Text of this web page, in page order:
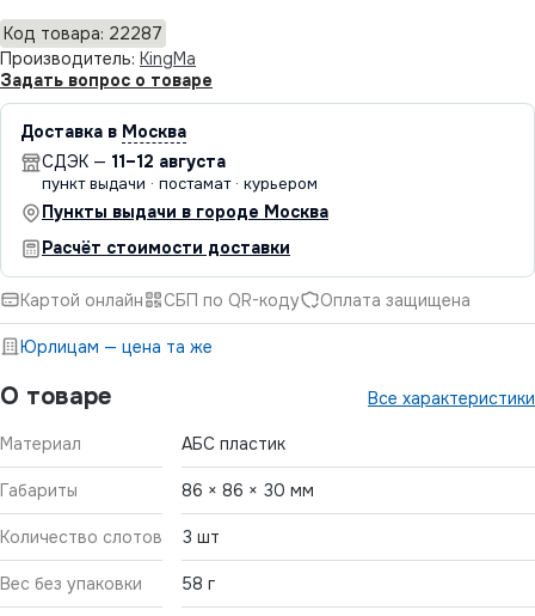
О товаре Все характеристики
Материал АБС пластик
Габариты 86 × 86 × 30 мм
Количество слотов 3 шт
Вес без упаковки 58 г
Код товара: 22287
Производитель: KingMa
Задать вопрос о товаре
Доставка в Москва
СДЭК — 11–12 августа
пункт выдачи · постамат · курьером
Пункты выдачи в городе Москва
Расчёт стоимости доставки
Картой онлайн СБП по QR-коду Оплата защищена
Юрлицам — цена та же